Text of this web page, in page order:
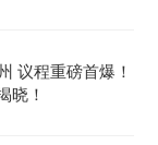
议程重磅首爆！
晓！